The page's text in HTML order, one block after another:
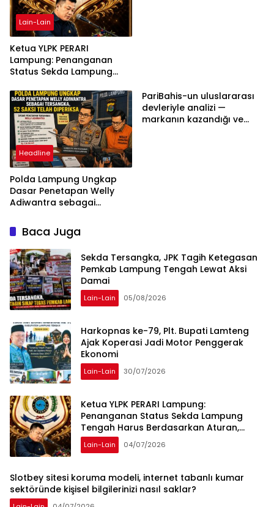
Lain-Lain
Ketua YLPK PERARI
Lampung: Penanganan
Status Sekda Lampung
Berdasarkan Aturan,
Bukan Tekanan Opini
Headline
Polda Lampung Ungkap
Dasar Penetapan Welly
Adiwantra sebagai
Diperiksa
PariBahis-un uluslararası
devleriyle analizi —
markanın kazandığı ve
Baca Juga
Sekda Tersangka, JPK Tagih Ketegasan
Pemkab Lampung Tengah Lewat Aksi
Damai
Lain-Lain 05/08/2026
Harkopnas ke-79, Plt. Bupati Lamteng
Ajak Koperasi Jadi Motor Penggerak
Ekonomi
Lain-Lain 30/07/2026
Ketua YLPK PERARI Lampung:
Penanganan Status Sekda Lampung
Tengah Harus Berdasarkan Aturan,
Bukan Tekanan Opini
Lain-Lain 04/07/2026
Slotbey sitesi koruma modeli, internet tabanlı kumar
sektöründe kişisel bilgilerinizi nasıl saklar?